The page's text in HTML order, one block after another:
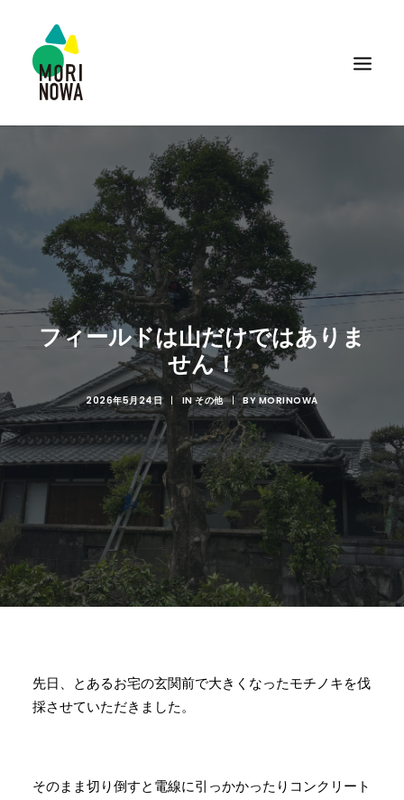
フィールドは山だけではありま
せん！
2026年5月24日 | INその他 | BYMORINOWA
先日、とあるお宅の玄関前で大きくなったモチノキを伐
採させていただきました。
そのまま切り倒すと電線に引っかかったりコンクリート